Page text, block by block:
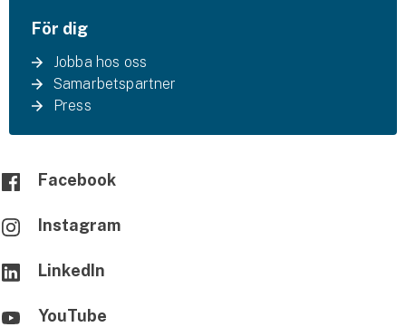
För dig
Jobba hos oss
Samarbetspartner
Press
Facebook
Instagram
LinkedIn
YouTube